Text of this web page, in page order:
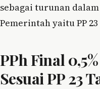
sebagai turunan
Pemerintah yaitu PP 23
PPh Final
Sesuai PP 23